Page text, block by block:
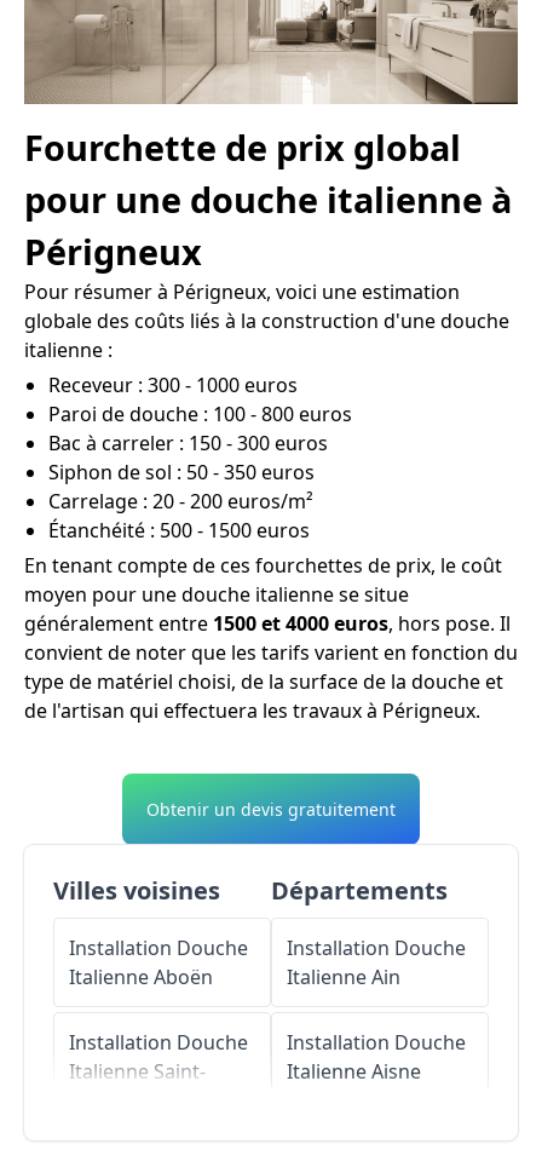
Fourchette de prix global
pour une douche italienne à
Périgneux
Pour résumer à Périgneux, voici une estimation
globale des coûts liés à la construction d'une douche
italienne :
Receveur : 300 - 1000 euros
Paroi de douche : 100 - 800 euros
Bac à carreler : 150 - 300 euros
Siphon de sol : 50 - 350 euros
Carrelage : 20 - 200 euros/m²
Étanchéité : 500 - 1500 euros
En tenant compte de ces fourchettes de prix, le coût
moyen pour une douche italienne se situe
généralement entre 1500 et 4000 euros, hors pose. Il
convient de noter que les tarifs varient en fonction du
type de matériel choisi, de la surface de la douche et
de l'artisan qui effectuera les travaux à Périgneux.
Obtenir un devis gratuitement
Villes voisines
Installation Douche
ItalienneAboën
Installation Douche
Italienne Saint-
Départements
Installation Douche
ItalienneAin
Installation Douche
ItalienneAisne
Installation Douche